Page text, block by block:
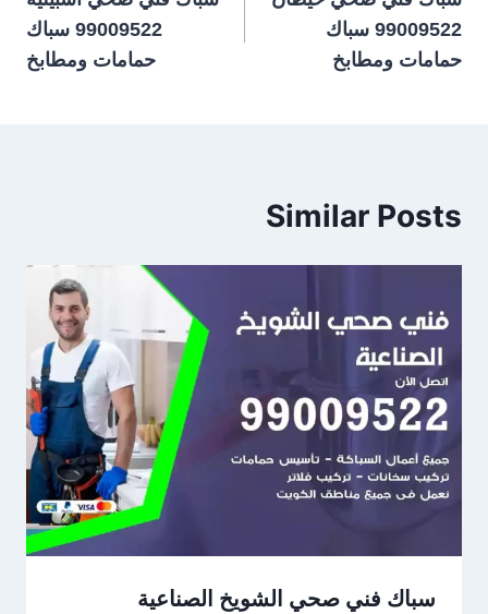
المقالات99009522 سباك
حمامات ومطابخ
99009522 سباك
حمامات ومطابخ
Similar Posts
سباك فني صحي الشويخ الصناعية